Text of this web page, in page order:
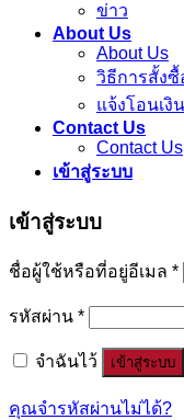
ข่าว
About Us
About Us
วิธีการสั้งซื้
แจ้งโอนเงิน
Contact Us
Contact Us
เข้าสู่ระบบ
เข้าสู่ระบบ
ชื่อผู้ใช้หรือที่อยู่อีเมล *
รหัสผ่าน *
จำฉันไว้ เข้าสู่ระบบ
คุณจำรหัสผ่านไม่ได้?